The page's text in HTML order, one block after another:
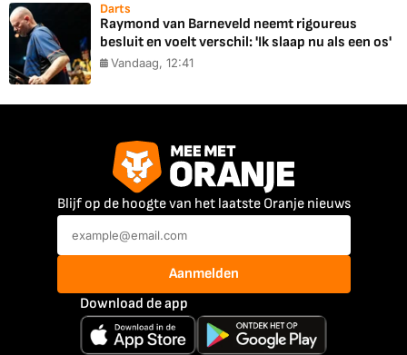
Darts
Raymond van Barneveld neemt rigoureus
besluit en voelt verschil: 'Ik slaap nu als een os'
Vandaag, 12:41
Blijf op de hoogte van het laatste Oranje nieuws
Aanmelden
Download de app